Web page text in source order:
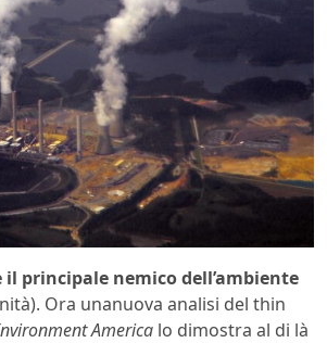
il principale nemico dell’ambiente
Ora unanuova analisi del thin
America lo dimostra al di là